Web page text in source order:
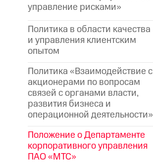
управление рисками»
Политика в области качества
и управления клиентским
опытом
Политика «Взаимодействие с
акционерами по вопросам
связей с органами власти,
развития бизнеса и
операционной деятельности»
Положение о Департаменте
корпоративного управления
ПАО «МТС»